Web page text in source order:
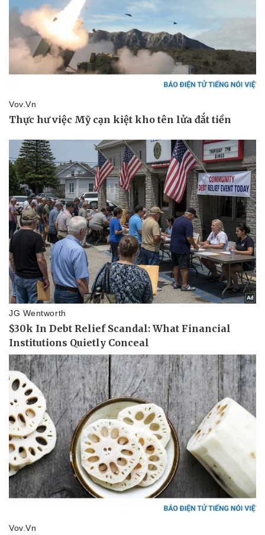
Pháp luật
Vụ án
Tin nóng
Tư vấn luật
Quân sự - Quốc phòng
Vũ khí
Việt Nam
Phân tích
Lịch thi đấu bóng đá
Ô tô - Xe máy